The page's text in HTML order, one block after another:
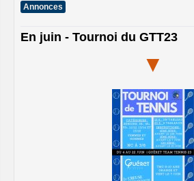
Annonces
En juin - Tournoi du GTT23
▼